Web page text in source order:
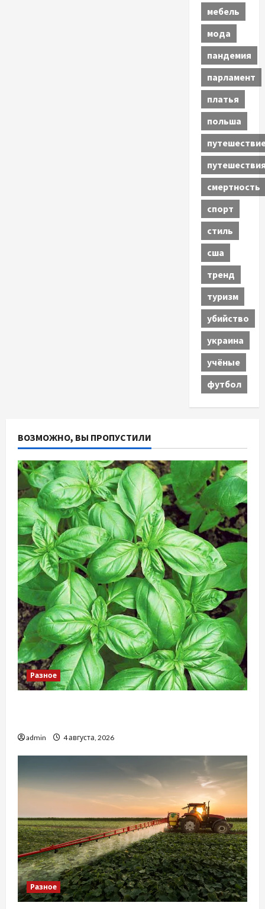
мебель
мода
пандемия
парламент
платья
польша
смертность
спорт
стиль
сша
тренд
туризм
убийство
украина
учёные
футбол
ВОЗМОЖНО, ВЫ ПРОПУСТИЛИ
Разное
admin 4 августа, 2026
Разное